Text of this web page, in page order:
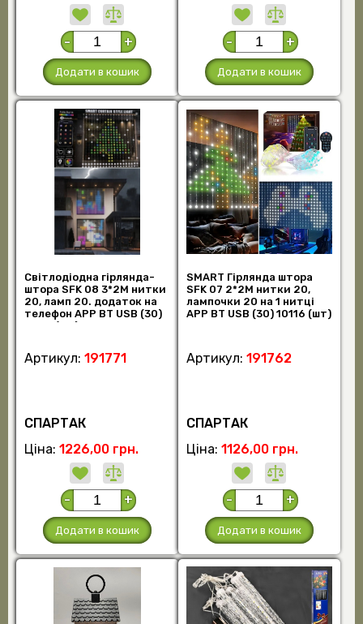
- +
Додати в кошик
- +
Додати в кошик
Світлодіодна гірлянда-
штора SFK 08 3*2M нитки
20, ламп 20. додаток на
телефон APP BT USB (30)
10117 (шт)
Артикул: 191771
СПАРТАК
Ціна: 1226,00 грн.
- +
Додати в кошик
SMART Гірлянда штора
SFK 07 2*2M нитки 20,
лампочки 20 на 1 нитці
APP BT USB (30) 10116 (шт)
Артикул: 191762
СПАРТАК
Ціна: 1126,00 грн.
- +
Додати в кошик